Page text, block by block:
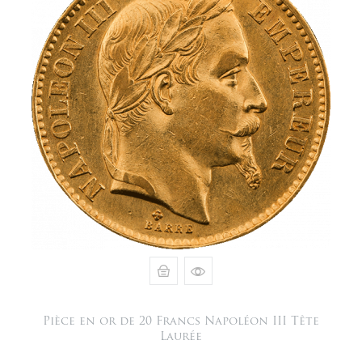
Pièce en or de 20 Francs Napoléon III Tête
Laurée